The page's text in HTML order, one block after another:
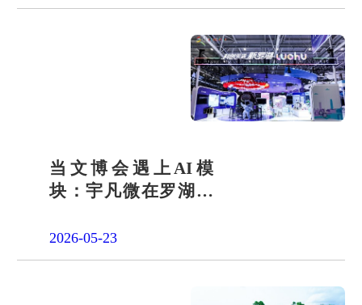
当文博会遇上AI模
块：宇凡微在罗湖展
答卷
2026-05-23